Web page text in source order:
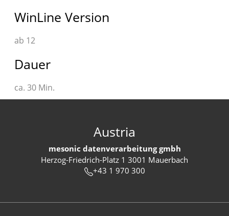
WinLine Version
ab 12
Dauer
ca. 30 Min.
Austria
mesonic datenverarbeitung gmbh
Herzog-Friedrich-Platz 1 3001 Mauerbach
+43 1 970 300